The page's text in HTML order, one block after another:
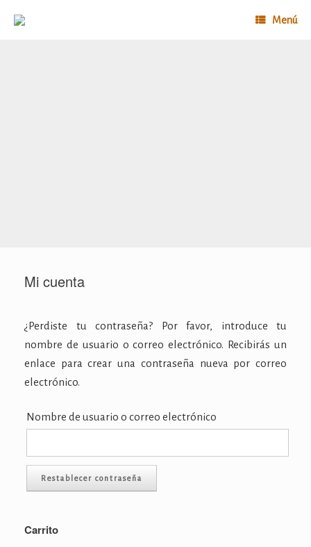
Menú
Mi cuenta
¿Perdiste tu contraseña? Por favor, introduce tu
nombre de usuario o correo electrónico. Recibirás un
enlace para crear una contraseña nueva por correo
electrónico.
Nombre de usuario o correo electrónico
Restablecer contraseña
Carrito